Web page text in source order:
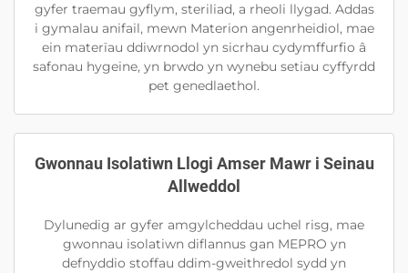
gyfer traemau gyflym, steriliad, a rheoli llygad. Addas
i gymalau anifail, mewn Materion angenrheidiol, mae
ein materïau ddiwrnodol yn sicrhau cydymffurfio â
safonau hygeine, yn brwdo yn wynebu setiau cyffyrdd
pet genedlaethol.
Gwonnau Isolatiwn Llogi Amser Mawr i Seinau
Allweddol
Dylunedig ar gyfer amgylcheddau uchel risg, mae
gwonnau isolatiwn diflannus gan MEPRO yn
defnyddio stoffau ddim-gweithredol sydd yn